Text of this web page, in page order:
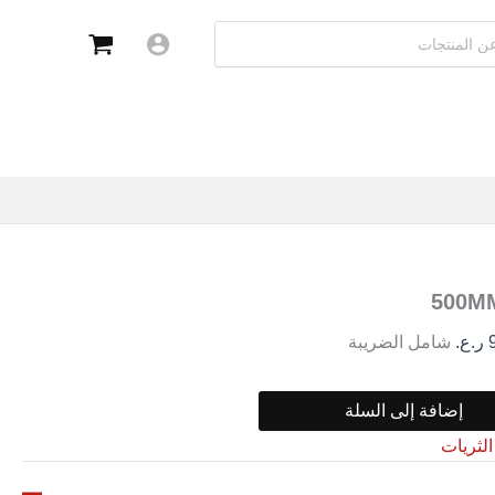
ر.ع. شامل الضريبة
إضافة إلى السلة
الثريات